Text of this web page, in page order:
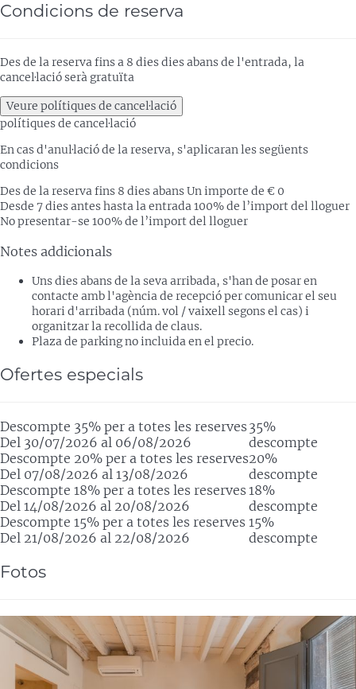
Condicions de reserva
Des de la reserva fins a 8 dies dies abans de l'entrada, la
cancel·lació serà gratuïta
Veure polítiques de cancel·lació
polítiques de cancel·lació
En cas d'anul·lació de la reserva, s'aplicaran les següents
condicions
Des de la reserva fins 8 dies abansUn importe de € 0
Desde 7 dies antes hasta la entrada100% de l’import del lloguer
No presentar-se 100% de l’import del lloguer
Notes addicionals
Uns dies abans de la seva arribada, s'han de posar en
contacte amb l'agència de recepció per comunicar el seu
horari d'arribada (núm. vol / vaixell segons el cas) i
organitzar la recollida de claus.
Plaza de parking no incluida en el precio.
Ofertes especials
Descompte 35% per a totes les reserves
Del 30/07/2026 al 06/08/2026
35%
descompte
Descompte 20% per a totes les reserves
Del 07/08/2026 al 13/08/2026
20%
descompte
Descompte 18% per a totes les reserves
Del 14/08/2026 al 20/08/2026
18%
descompte
Descompte 15% per a totes les reserves
Del 21/08/2026 al 22/08/2026
15%
descompte
Fotos